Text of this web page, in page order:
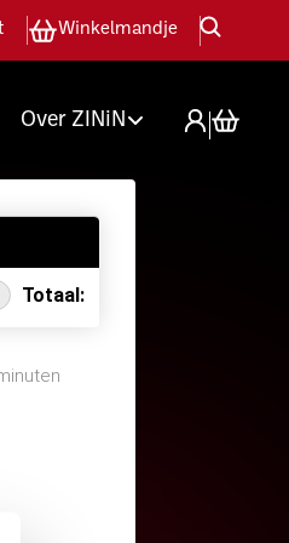
Winkelmandje
Over ZINiN
Totaal: